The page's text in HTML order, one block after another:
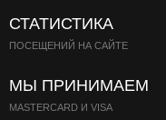
СТАТИСТИКА
ПОСЕЩЕНИЙ НА САЙТЕ
МЫ ПРИНИМАЕМ
MASTERCARD И VISA